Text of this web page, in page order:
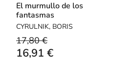
El murmullo de los
fantasmas
CYRULNIK, BORIS
17,80 €
16,91 €